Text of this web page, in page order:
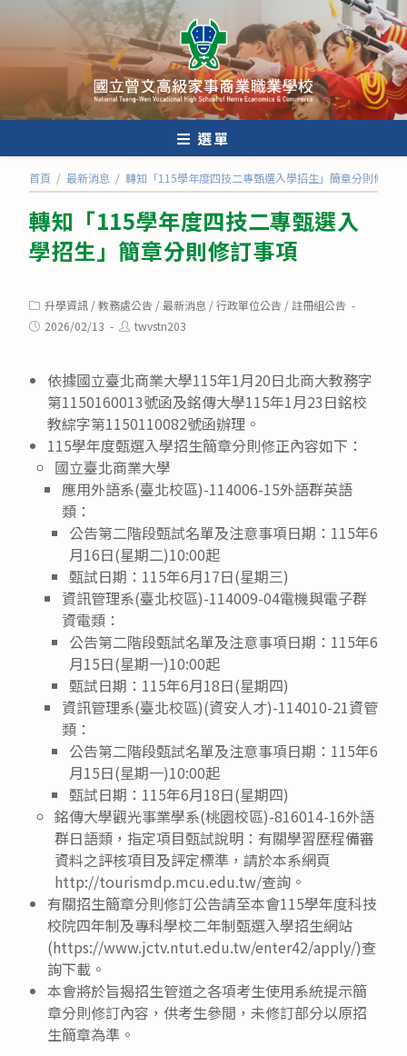
內
選單
首頁 / 最新消息 / 轉知「115學年度四技二專甄選入學招生」簡章分則修訂
轉知「115學年度四技二專甄選入
學招生」簡章分則修訂事項
Post
category:
升學資訊 /教務處公告 /最新消息 /行政單位公告 /註冊組公告
Post2026/02/13
Posttwvstn203
依據國立臺北商業大學115年1月20日北商大教務字
第1150160013號函及銘傳大學115年1月23日銘校
教綜字第1150110082號函辦理。
115學年度甄選入學招生簡章分則修正內容如下：
國立臺北商業大學
應用外語系(臺北校區)-114006-15外語群英語
類：
公告第二階段甄試名單及注意事項日期：115年6
月16日(星期二)10:00起
甄試日期：115年6月17日(星期三)
資訊管理系(臺北校區)-114009-04電機與電子群
資電類：
公告第二階段甄試名單及注意事項日期：115年6
月15日(星期一)10:00起
甄試日期：115年6月18日(星期四)
資訊管理系(臺北校區)(資安人才)-114010-21資管
類：
公告第二階段甄試名單及注意事項日期：115年6
月15日(星期一)10:00起
甄試日期：115年6月18日(星期四)
銘傳大學觀光事業學系(桃園校區)-816014-16外語
群日語類，指定項目甄試說明：有關學習歷程備審
資料之評核項目及評定標準，請於本系網頁
http://tourismdp.mcu.edu.tw/查詢。
有關招生簡章分則修訂公告請至本會115學年度科技
校院四年制及專科學校二年制甄選入學招生網站
(https://www.jctv.ntut.edu.tw/enter42/apply/)查
詢下載。
本會將於旨揭招生管道之各項考生使用系統提示簡
章分則修訂內容，供考生參閲，未修訂部分以原招
生簡章為準。